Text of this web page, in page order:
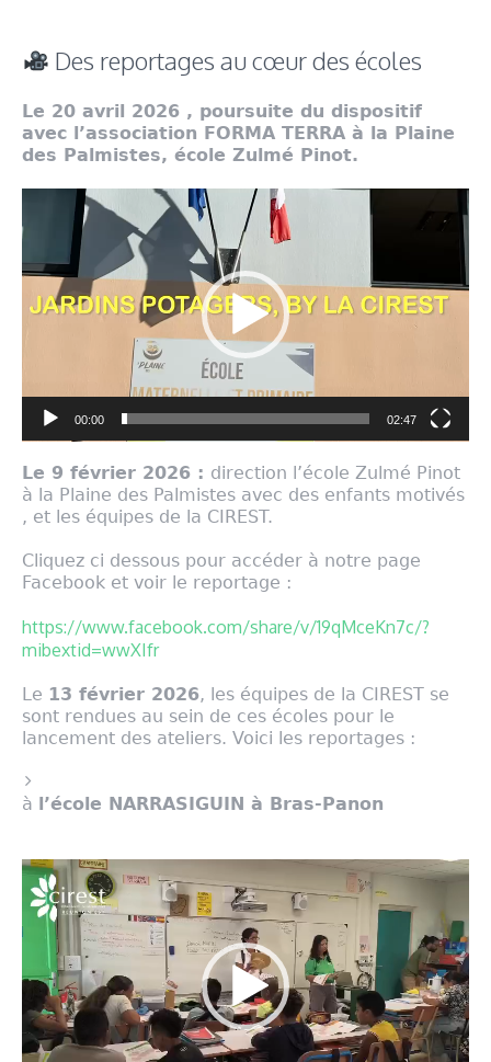
Des reportages au cœur des écoles
Le 20 avril 2026 , poursuite du dispositif
avec l’association FORMA TERRA à la Plaine
des Palmistes, école Zulmé Pinot.
Lecteur
00:00 02:47
Le 9 février 2026 : direction l’école Zulmé Pinot
à la Plaine des Palmistes avec des enfants motivés
, et les équipes de la CIREST.
Cliquez ci dessous pour accéder à notre page
Facebook et voir le reportage :
https://www.facebook.com/share/v/19qMceKn7c/?
mibextid=wwXIfr
Le 13 février 2026, les équipes de la CIREST se
sont rendues au sein de ces écoles pour le
lancement des ateliers. Voici les reportages :
à l’école NARRASIGUIN à Bras-Panon
Lecteur
vidéo